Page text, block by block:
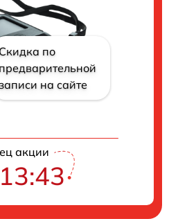
Скидка по
предварительной
на сайте
акции